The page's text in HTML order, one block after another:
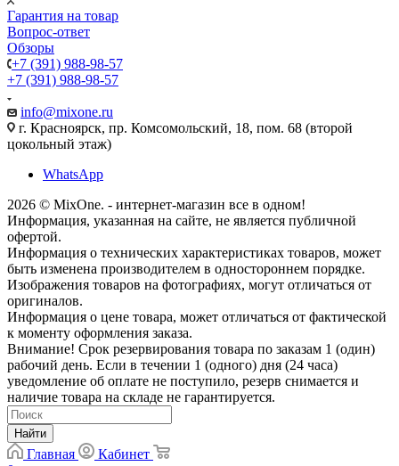
Гарантия на товар
Вопрос-ответ
Обзоры
+7 (391) 988-98-57
+7 (391) 988-98-57
info@mixone.ru
г. Красноярск, пр. Комсомольский, 18, пом. 68 (второй
цокольный этаж)
WhatsApp
2026 © MixOne. - интернет-магазин все в одном!
Информация, указанная на сайте, не является публичной
офертой.
Информация о технических характеристиках товаров, может
быть изменена производителем в одностороннем порядке.
Изображения товаров на фотографиях, могут отличаться от
оригиналов.
Информация о цене товара, может отличаться от фактической
к моменту оформления заказа.
Внимание! Срок резервирования товара по заказам 1 (один)
рабочий день. Если в течении 1 (одного) дня (24 часа)
уведомление об оплате не поступило, резерв снимается и
наличие товара на складе не гарантируется.
Найти
Главная
Кабинет